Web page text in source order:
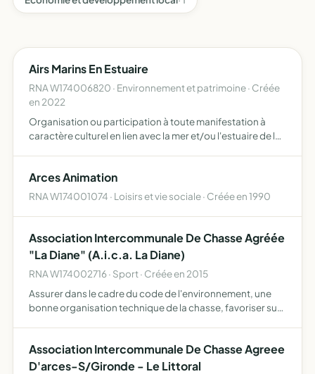
Airs Marins En Estuaire
RNA W174006820 · Environnement et patrimoine · Créée
en 2022
Organisation ou participation à toute manifestation à
caractère culturel en lien avec la mer et/ou l'estuaire de la
Arces Animation
RNA W174001074 · Loisirs et vie sociale · Créée en 1990
Association Intercommunale De Chasse Agréée
"La Diane" (A.i.c.a. La Diane)
RNA W174002716 · Sport · Créée en 2015
Assurer dans le cadre du code de l'environnement, une
bonne organisation technique de la chasse, favoriser sur
Association Intercommunale De Chasse Agreee
D'arces-S/Gironde - Le Littoral